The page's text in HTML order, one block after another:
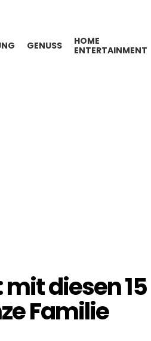
GENUSS
HOME
ENTERTAINMENT
diesen 15
Familie